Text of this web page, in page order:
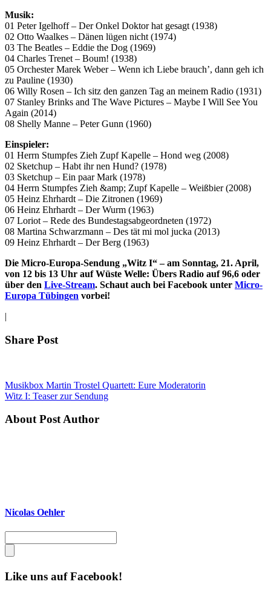
Musik:
01 Peter Igelhoff – Der Onkel Doktor hat gesagt (1938)
02 Otto Waalkes – Dänen lügen nicht (1974)
03 The Beatles – Eddie the Dog (1969)
04 Charles Trenet – Boum! (1938)
05 Orchester Marek Weber – Wenn ich Liebe brauch’, dann geh ich
zu Pauline (1930)
06 Willy Rosen – Ich sitz den ganzen Tag an meinem Radio (1931)
07 Stanley Brinks and The Wave Pictures – Maybe I Will See You
Again (2014)
08 Shelly Manne – Peter Gunn (1960)
Einspieler:
01 Herrn Stumpfes Zieh Zupf Kapelle – Hond weg (2008)
02 Sketchup – Habt ihr nen Hund? (1978)
03 Sketchup – Ein paar Mark (1978)
04 Herrn Stumpfes Zieh &amp; Zupf Kapelle – Weißbier (2008)
05 Heinz Ehrhardt – Die Zitronen (1969)
06 Heinz Ehrhardt – Der Wurm (1963)
07 Loriot – Rede des Bundestagsabgeordneten (1972)
08 Martina Schwarzmann – Des tät mi mol jucka (2013)
09 Heinz Ehrhardt – Der Berg (1963)
Die Micro-Europa-Sendung „Witz I“ – am Sonntag, 21. April,
von 12 bis 13 Uhr auf Wüste Welle: Übers Radio auf 96,6 oder
über den Live-Stream. Schaut auch bei Facebook unter Micro-
Europa Tübingen vorbei!
|
Share Post
Musikbox Martin Trostel Quartett: Eure Moderatorin
Witz I: Teaser zur Sendung
About Post Author
Nicolas Oehler
Like uns auf Facebook!